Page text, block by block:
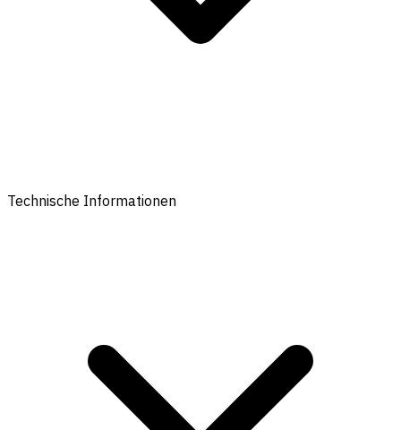
Technische Informationen